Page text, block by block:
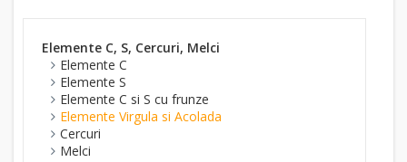
Elemente C, S, Cercuri, Melci
Elemente C
Elemente S
Elemente C si S cu frunze
Elemente Virgula si Acolada
Cercuri
Melci